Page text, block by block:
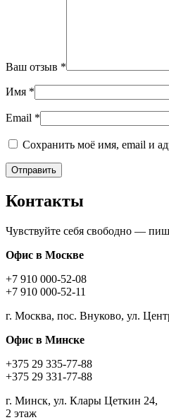
Ваш отзыв *
Имя *
Email *
Сохранить моё имя, email и
Контакты
Чувствуйте себя свободно —
Офис в Москве
+7 910 000-52-08
+7 910 000-52-11
г. Москва, пос. Внуково, ул.
Офис в Минске
+375 29 335-77-88
+375 29 331-77-88
г. Минск, ул. Клары Цеткин 24,
2 этаж